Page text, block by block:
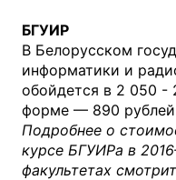
БГУИР
В Белорусском
информатики и
обойдется в 2 050 -
форме — 890
Подробнее о
курсе БГУИРа в
факультетах